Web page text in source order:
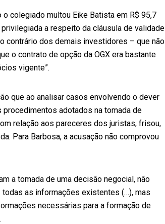
colegiado multou Eike Batista em R$ 95,7
a respeito da cláusula de validade
contrário dos demais investidores – que não
o contrato de opção da OGX era bastante
vigente”.
que ao analisar casos envolvendo o dever
adotados na tomada de
relação aos pareceres dos juristas, frisou,
Para Barbosa, a acusação não comprovou
a tomada de uma decisão negocial, não
as informações existentes (…), mas
necessárias para a formação de